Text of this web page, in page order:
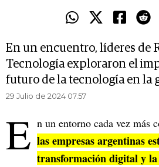
En un encuentro, líderes de
Tecnología exploraron el
futuro de la tecnología en la
29 Julio de 2024 07.57
E n un entorno cada vez más
las empresas argentinas
transformación digital y